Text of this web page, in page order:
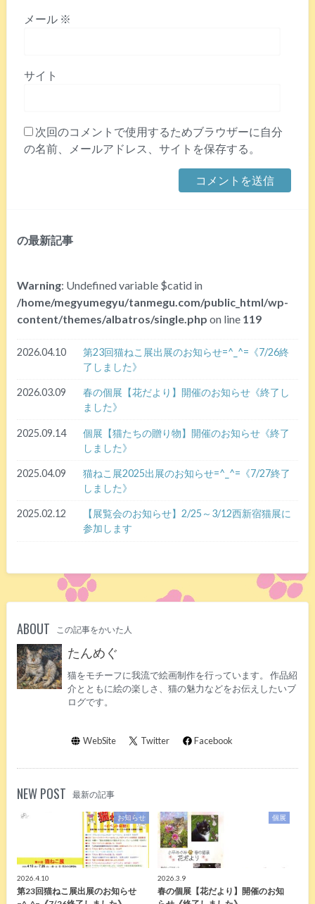
メール ※
サイト
次回のコメントで使用するためブラウザーに自分
の名前、メールアドレス、サイトを保存する。
の最新記事
Warning: Undefined variable $catid in
/home/megyumegyu/tanmegu.com/public_html/wp-
content/themes/albatros/single.php on line 119
2026.04.10
第23回猫ねこ展出展のお知らせ=^_^=《7/26終
了しました》
2026.03.09
春の個展【花だより】開催のお知らせ《終了し
ました》
2025.09.14
個展【猫たちの贈り物】開催のお知らせ《終了
しました》
2025.04.09
猫ねこ展2025出展のお知らせ=^_^=《7/27終了
しました》
2025.02.12
【展覧会のお知らせ】2/25～3/12西新宿猫展に
参加します
ABOUT この記事をかいた人
たんめぐ
猫をモチーフに我流で絵画制作を行っています。 作品紹
介とともに絵の楽しさ、猫の魅力などをお伝えしたいブ
ログです。
WebSite Twitter Facebook
NEW POST 最新の記事
お知らせ
2026.4.10
第23回猫ねこ展出展のお知らせ
個展
2026.3.9
春の個展【花だより】開催のお知